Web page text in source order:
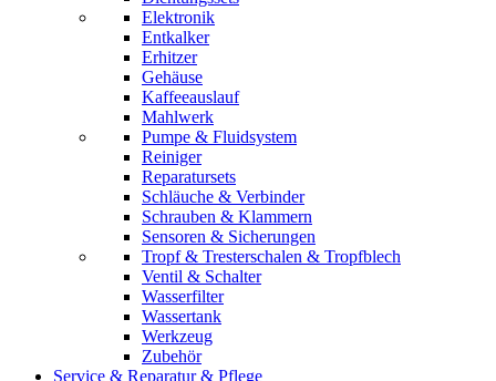
Elektronik
Entkalker
Erhitzer
Gehäuse
Kaffeeauslauf
Mahlwerk
Pumpe & Fluidsystem
Reiniger
Reparatursets
Schläuche & Verbinder
Schrauben & Klammern
Sensoren & Sicherungen
Tropf & Tresterschalen & Tropfblech
Ventil & Schalter
Wasserfilter
Wassertank
Werkzeug
Zubehör
Service & Reparatur & Pflege